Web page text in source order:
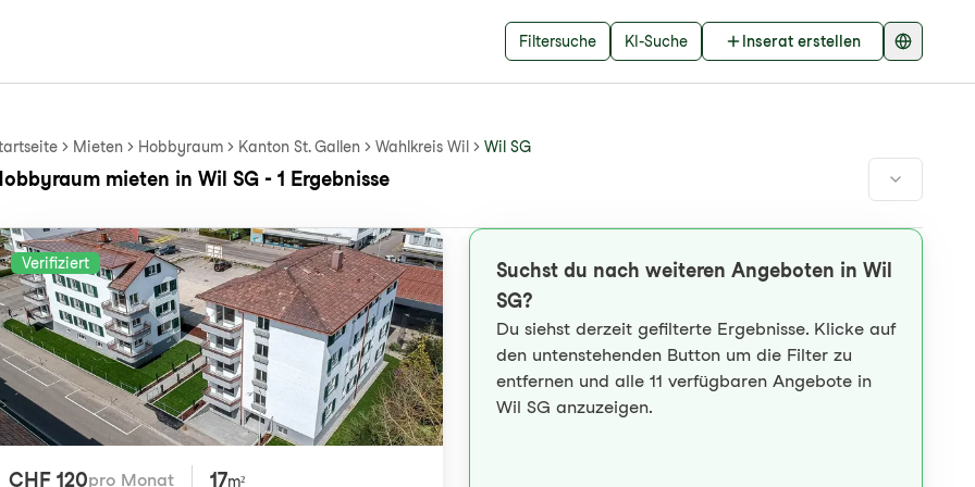
Filtersuche KI-Suche Inserat erstellen
Mieten Hobbyraum Kanton St. Gallen Wahlkreis Wil Wil SG
mieten in Wil SG - 1 Ergebnisse
Verifiziert
CHF 120pro Monat 17m²
Suchst du nach weiteren Angeboten in Wil
SG?
Du siehst derzeit gefilterte Ergebnisse. Klicke auf
den untenstehenden Button um die Filter zu
entfernen und alle 11 verfügbaren Angebote in
Wil SG anzuzeigen.